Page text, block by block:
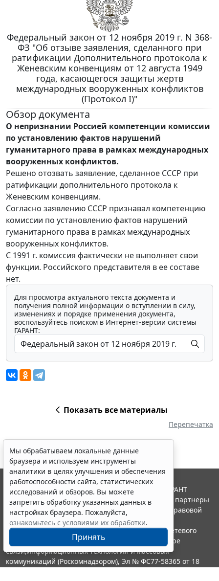
Федеральный закон от 12 ноября 2019 г. N 368-
ФЗ "Об отзыве заявления, сделанного при
ратификации Дополнительного протокола к
Женевским конвенциям от 12 августа 1949
года, касающегося защиты жертв
международных вооруженных конфликтов
(Протокол I)"
Обзор документа
О непризнании Россией компетенции комиссии
по установлению фактов нарушений
гуманитарного права в рамках международных
вооруженных конфликтов.
Решено отозвать заявление, сделанное СССР при
ратификации дополнительного протокола к
Женевским конвенциям.
Согласно заявлению СССР признавал компетенцию
комиссии по установлению фактов нарушений
гуманитарного права в рамках международных
вооруженных конфликтов.
С 1991 г. комиссия фактически не выполняет свои
функции. Российского представителя в ее составе
нет.
Для просмотра актуального текста документа и
получения полной информации о вступлении в силу,
изменениях и порядке применения документа,
воспользуйтесь поиском в Интернет-версии системы
ГАРАНТ:
Показать все материалы
Перепечатка
Мы обрабатываем локальные данные
браузера и используем инструменты
аналитики в целях улучшения и обеспечения
работоспособности сайта, статистических
исследований и обзоров. Вы можете
запретить обработку указанных данных в
настройках браузера. Пожалуйста,
ознакомьтесь с условиями их обработки.
Принять
© ООО "НПП "ГАРАНТ-СЕРВИС", 2026. Система ГАРАНТ
выпускается с 1990 года. Компания "Гарант" и ее партнеры
являются участниками Российской ассоциации правовой
информации ГАРАНТ.
Портал ГАРАНТ.РУ зарегистрирован в качестве сетевого
издания Федеральной службой по надзору в сфере
связи,информационных технологий и массовых
коммуникаций (Роскомнадзором), Эл № ФС77-58365 от 18